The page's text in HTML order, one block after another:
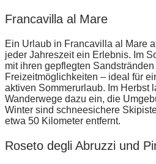
Francavilla al Mare
Ein Urlaub in Francavilla al Mare
jeder Jahreszeit ein Erlebnis. Im
mit ihren gepflegten
Freizeitmöglichkeiten – ideal für
aktiven Sommerurlaub. Im Herbst
Wanderwege dazu ein, die
Winter sind schneesichere
etwa 50 Kilometer entfernt.
Roseto degli Abruzzi und